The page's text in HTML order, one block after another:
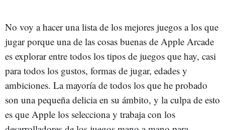
No voy a hacer una lista de los mejores juegos a los que
jugar porque una de las cosas buenas de Apple Arcade
es explorar entre todos los tipos de juegos que hay, casi
para todos los gustos, formas de jugar, edades y
ambiciones. La mayoría de todos los que he probado
son una pequeña delicia en su ámbito, y la culpa de esto
es que Apple los selecciona y trabaja con los